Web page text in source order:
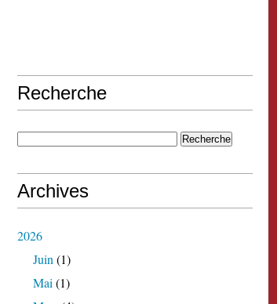
Recherche
Archives
2026
Juin (1)
Mai (1)